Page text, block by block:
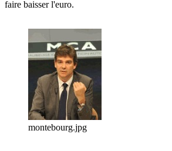
faire baisser l'euro.
montebourg.jpg